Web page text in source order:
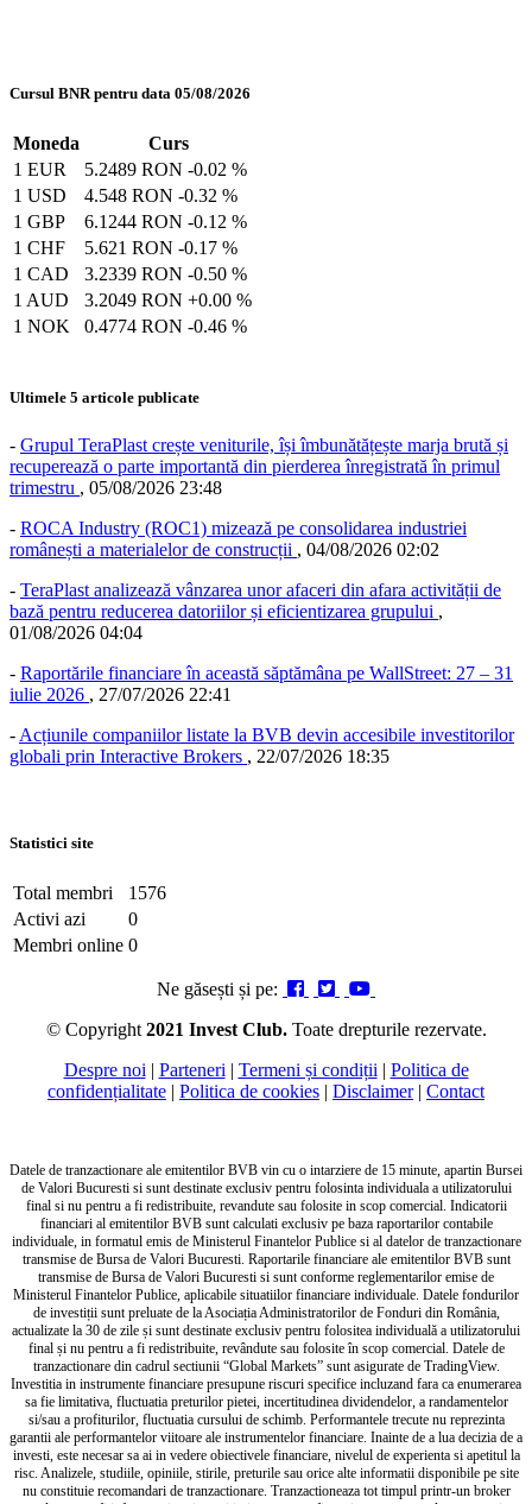
Cursul BNR pentru data 05/08/2026
Moneda
Curs
1 EUR
5.2489 RON -0.02 %
1 USD
4.548 RON -0.32 %
1 GBP
6.1244 RON -0.12 %
1 CHF
5.621 RON -0.17 %
1 CAD
3.2339 RON -0.50 %
1 AUD
3.2049 RON +0.00 %
1 NOK
0.4774 RON -0.46 %
Ultimele 5 articole publicate
- Grupul TeraPlast crește veniturile, își îmbunătățește marja brută și
recuperează o parte importantă din pierderea înregistrată în primul
trimestru , 05/08/2026 23:48
- ROCA Industry (ROC1) mizează pe consolidarea industriei
românești a materialelor de construcții , 04/08/2026 02:02
- TeraPlast analizează vânzarea unor afaceri din afara activității de
bază pentru reducerea datoriilor și eficientizarea grupului ,
01/08/2026 04:04
- Raportările financiare în această săptămâna pe WallStreet: 27 – 31
iulie 2026 , 27/07/2026 22:41
- Acțiunile companiilor listate la BVB devin accesibile investitorilor
globali prin Interactive Brokers , 22/07/2026 18:35
Statistici site
Total membri
1576
Activi azi
0
Membri online 0
Ne găsești și pe:
© Copyright 2021 Invest Club. Toate drepturile rezervate.
Despre noi | Parteneri | Termeni și condiții | Politica de
confidențialitate | Politica de cookies | Disclaimer| Contact
Datele de tranzactionare ale emitentilor BVB vin cu o intarziere de 15 minute, apartin Bursei
de Valori Bucuresti si sunt destinate exclusiv pentru folosinta individuala a utilizatorului
final si nu pentru a fi redistribuite, revandute sau folosite in scop comercial. Indicatorii
financiari al emitentilor BVB sunt calculati exclusiv pe baza raportarilor contabile
individuale, in formatul emis de Ministerul Finantelor Publice si al datelor de tranzactionare
transmise de Bursa de Valori Bucuresti. Raportarile financiare ale emitentilor BVB sunt
transmise de Bursa de Valori Bucuresti si sunt conforme reglementarilor emise de
Ministerul Finantelor Publice, aplicabile situatiilor financiare individuale. Datele fondurilor
de investiții sunt preluate de la Asociația Administratorilor de Fonduri din România,
actualizate la 30 de zile și sunt destinate exclusiv pentru folositea individuală a utilizatorului
final și nu pentru a fi redistribuite, revândute sau folosite în scop comercial. Datele de
tranzactionare din cadrul sectiunii “Global Markets” sunt asigurate de TradingView.
Investitia in instrumente financiare presupune riscuri specifice incluzand fara ca enumerarea
sa fie limitativa, fluctuatia preturilor pietei, incertitudinea dividendelor, a randamentelor
si/sau a profiturilor, fluctuatia cursului de schimb. Performantele trecute nu reprezinta
garantii ale performantelor viitoare ale instrumentelor financiare. Inainte de a lua decizia de a
investi, este necesar sa ai in vedere obiectivele financiare, nivelul de experienta si apetitul la
risc. Analizele, studiile, opiniile, stirile, preturile sau orice alte informatii disponibile pe site
nu constituie recomandari de tranzactionare. Tranzactioneaza tot timpul printr-un broker